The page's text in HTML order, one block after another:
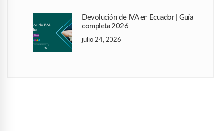
Devolución de IVA en Ecuador | Guía
completa 2026
julio 24, 2026